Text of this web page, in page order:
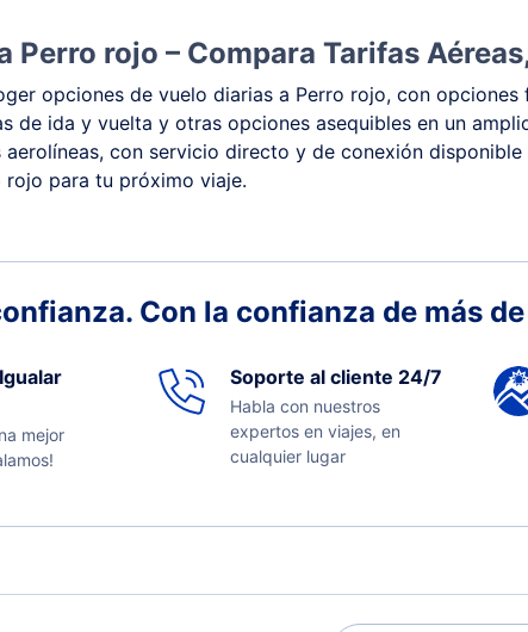
Perro rojo – Compara Tarifas
opciones de vuelo diarias a Perro rojo, con
de ida y vuelta y otras opciones asequibles en un
aerolíneas, con servicio directo y de conexión
para tu próximo viaje.
Con la confianza de más
mejor
Soporte al cliente 24/7
Habla con nuestros
expertos en viajes, en
cualquier lugar